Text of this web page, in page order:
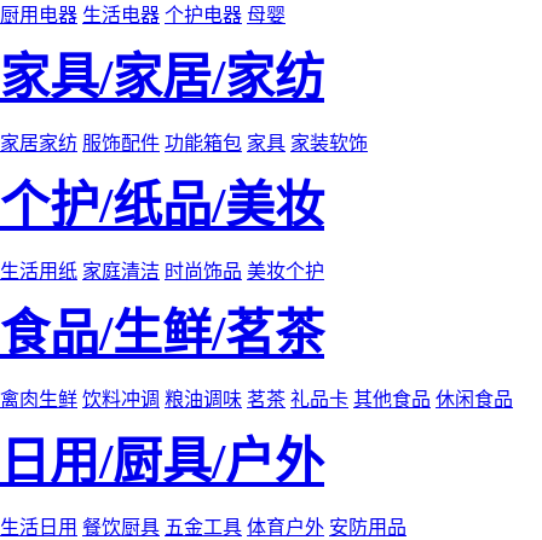
厨用电器 生活电器 个护电器 母婴
家具/家居/家纺
家居家纺 服饰配件 功能箱包 家具 家装软饰
个护/纸品/美妆
生活用纸 家庭清洁 时尚饰品 美妆个护
食品/生鲜/茗茶
禽肉生鲜 饮料冲调 粮油调味 茗茶 礼品卡 其他食品 休闲食品
日用/厨具/户外
生活日用 餐饮厨具 五金工具 体育户外 安防用品